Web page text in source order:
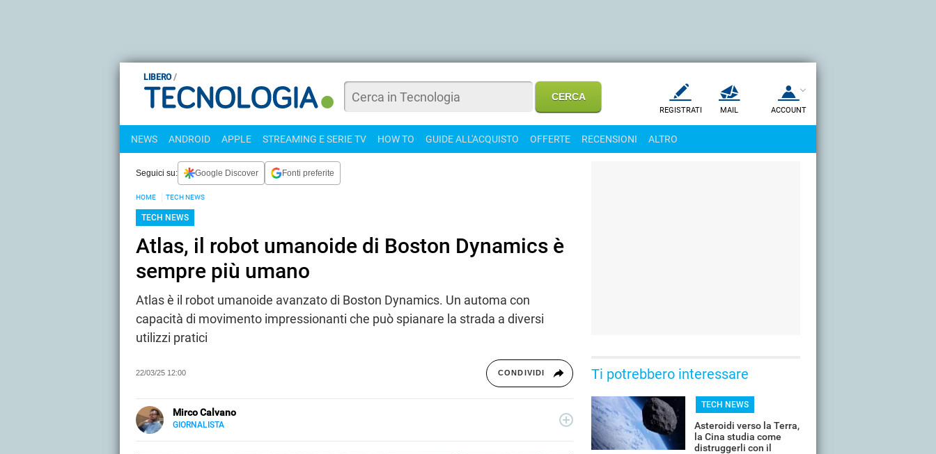
LIBERO
REGISTRATI MAIL ACCOUNT
NEWS ANDROID APPLE STREAMING E SERIE TV HOW TO GUIDE ALL'ACQUISTO OFFERTE RECENSIONI ALTRO
Seguici su: Google Discover Fonti preferite
HOME TECH NEWS
TECH NEWS
Atlas, il robot umanoide di Boston Dynamics è
sempre più umano
Atlas è il robot umanoide avanzato di Boston Dynamics. Un automa con
capacità di movimento impressionanti che può spianare la strada a diversi
utilizzi pratici
22/03/25 12:00 CONDIVIDI
Mirco Calvano
GIORNALISTA
Ti potrebbero interessare
TECH NEWS
Asteroidi verso la Terra,
la Cina studia come
distruggerli con il